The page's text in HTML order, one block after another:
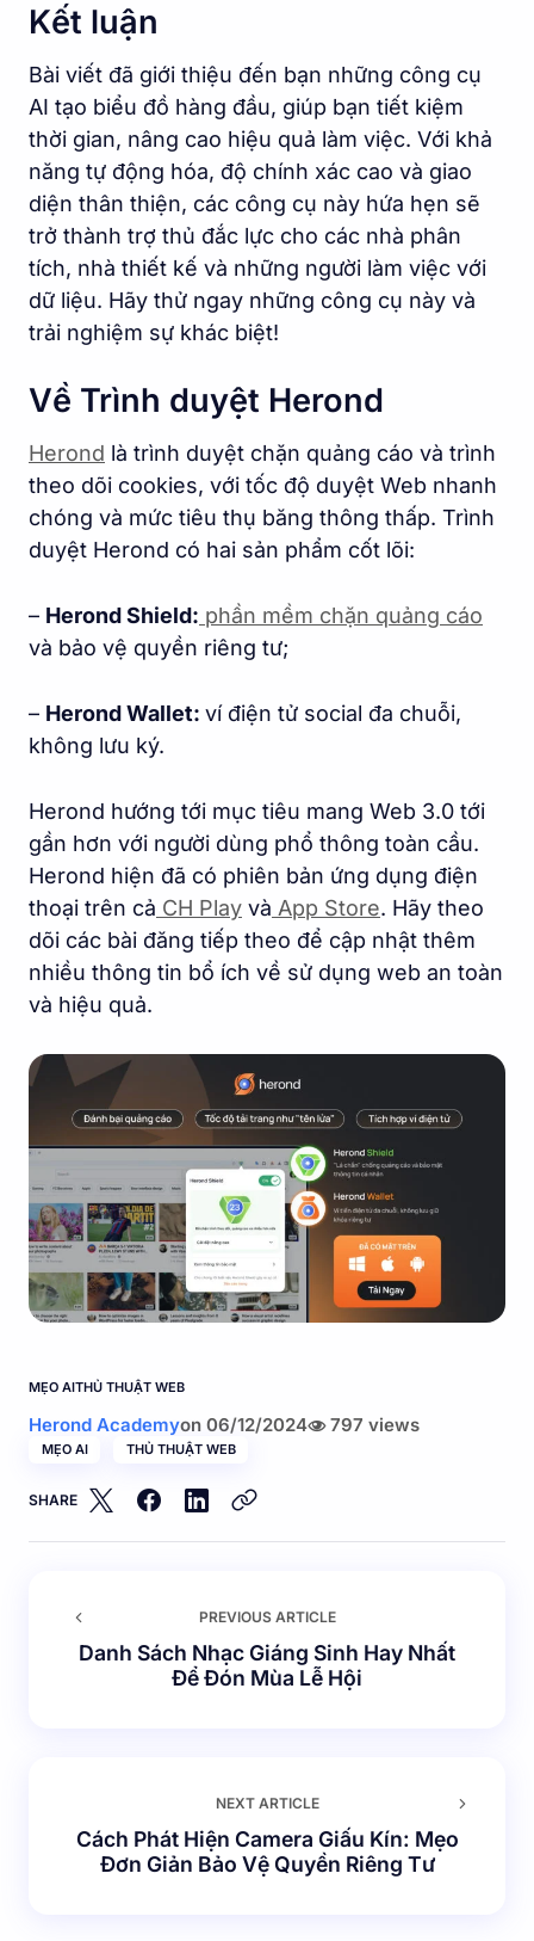
Kết luận
Bài viết đã giới thiệu đến bạn những công cụ
AI tạo biểu đồ hàng đầu, giúp bạn tiết kiệm
thời gian, nâng cao hiệu quả làm việc. Với khả
năng tự động hóa, độ chính xác cao và giao
diện thân thiện, các công cụ này hứa hẹn sẽ
trở thành trợ thủ đắc lực cho các nhà phân
tích, nhà thiết kế và những người làm việc với
dữ liệu. Hãy thử ngay những công cụ này và
trải nghiệm sự khác biệt!
Về Trình duyệt Herond
Herond là trình duyệt chặn quảng cáo và trình
theo dõi cookies, với tốc độ duyệt Web nhanh
chóng và mức tiêu thụ băng thông thấp. Trình
duyệt Herond có hai sản phẩm cốt lõi:
– Herond Shield: phần mềm chặn quảng cáo
và bảo vệ quyền riêng tư;
– Herond Wallet: ví điện tử social đa chuỗi,
không lưu ký.
Herond hướng tới mục tiêu mang Web 3.0 tới
gần hơn với người dùng phổ thông toàn cầu.
Herond hiện đã có phiên bản ứng dụng điện
thoại trên cả CH Play và App Store. Hãy theo
dõi các bài đăng tiếp theo để cập nhật thêm
nhiều thông tin bổ ích về sử dụng web an toàn
và hiệu quả.
MẸO AITHỦ THUẬT WEB
Herond Academyon 06/12/2024 797 views
MẸO AI THỦ THUẬT WEB
SHARE
PREVIOUS ARTICLE
Danh Sách Nhạc Giáng Sinh Hay Nhất
Để Đón Mùa Lễ Hội
NEXT ARTICLE
Cách Phát Hiện Camera Giấu Kín: Mẹo
Đơn Giản Bảo Vệ Quyền Riêng Tư